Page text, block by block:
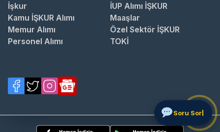
İşkur
İUP Alımı İŞKUR
Kamu İŞKUR Alımı
Maaşlar
Memur Alımı
Özel Sektör İŞKUR
Personel Alımı
TOKİ